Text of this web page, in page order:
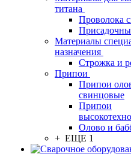
титана
Проволока
Материалы
назначения
Строжка и
Припои
Припои
свинцовые
Припои
Олово и
+ ЕЩЕ 1